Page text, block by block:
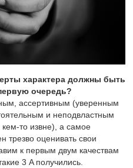
характера должны быть
очередь?
ассертивным (уверенным
и неподвластным
то извне), а самое
трезво оценивать свои
к первым двум качествам
3 A получились.